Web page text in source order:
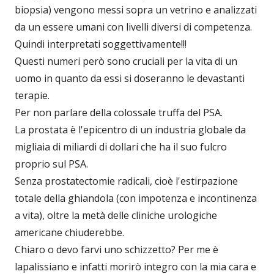
biopsia) vengono messi sopra un vetrino e analizzati
da un essere umani con livelli diversi di competenza.
Quindi interpretati soggettivamente!!!
Questi numeri però sono cruciali per la vita di un
uomo in quanto da essi si doseranno le devastanti
terapie.
Per non parlare della colossale truffa del PSA.
La prostata è l'epicentro di un industria globale da
migliaia di miliardi di dollari che ha il suo fulcro
proprio sul PSA.
Senza prostatectomie radicali, cioè l'estirpazione
totale della ghiandola (con impotenza e incontinenza
a vita), oltre la metà delle cliniche urologiche
americane chiuderebbe.
Chiaro o devo farvi uno schizzetto? Per me è
lapalissiano e infatti morirò integro con la mia cara e